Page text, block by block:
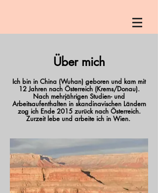
Über mich
Ich bin in China (Wuhan) geboren und kam mit
12 Jahren nach Österreich (Krems/Donau).
Nach mehrjährigen Studien- und
Arbeitsaufenthalten in skandinavischen Ländern
zog ich Ende 2015 zurück nach Österreich.
Zurzeit lebe und arbeite ich in Wien.